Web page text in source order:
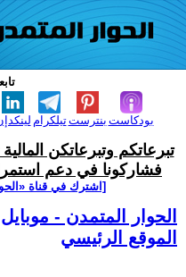
تيلكرامبنترست بودكاست
تبرعاتكم وتبرعاتكن
فشاركونا في دعم
[اشترك في قناة
الحوار المتمدن - موبايل
الموقع الرئيسي